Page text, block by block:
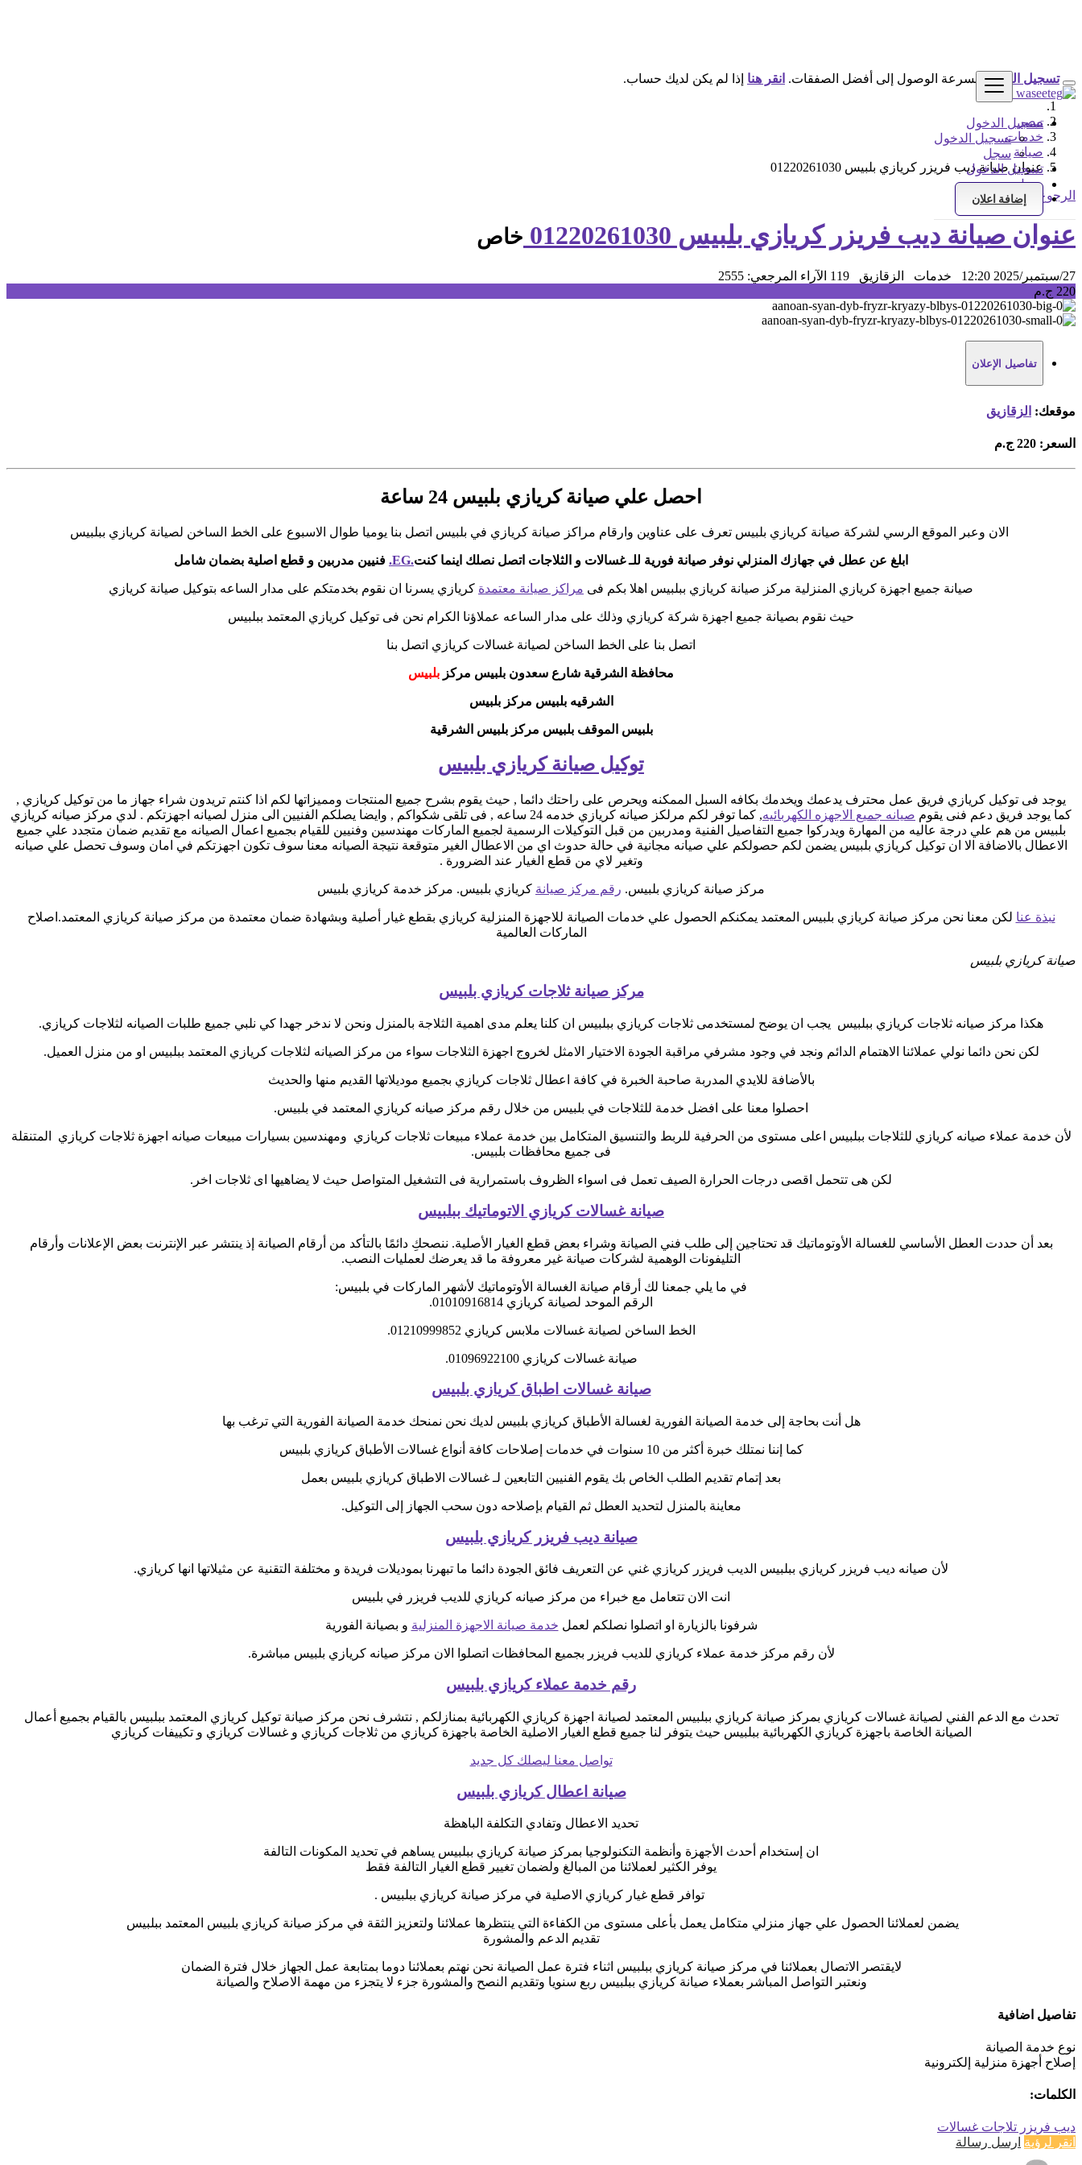
تسجيل الدخول
تسجيل الدخول
سجل
تسجيل الدخول
سجل
إضافة اعلان
تسجيل الدخول لسرعة الوصول إلى أفضل الصفقات. انقر هنا إذا لم يكن لديك حساب.
مصر
خدمات
صيانة
عنوان صيانة ديب فريزر كريازي بلبيس 01220261030
الرجوع إلى النتائج
عنوان صيانة ديب فريزر كريازي بلبيس 01220261030 خاص
27/سبتمبر/2025 12:20 خدمات الزقازيق 119 الآراء
المرجعي: 2555
220 ج.م
تفاصيل الإعلان
موقعك: الزقازيق
السعر: 220 ج.م
احصل علي صيانة كريازي بلبيس 24 ساعة
الان وعبر الموقع الرسي لشركة صيانة كريازي بلبيس تعرف على عناوين وارقام مراكز صيانة كريازي في بلبيس اتصل بنا يوميا طوال الاسبوع على الخط الساخن لصيانة كريازي ببلبيس
ابلغ عن عطل في جهازك المنزلي نوفر صيانة فورية للـ غسالات و الثلاجات اتصل نصلك اينما كنت.EG. فنيين مدربين و قطع اصلية بضمان شامل
صيانة جميع اجهزة كريازي المنزلية مركز صيانة كريازي ببلبيس اهلا بكم فى مراكز صيانة معتمدة كريازي يسرنا ان نقوم بخدمتكم على مدار الساعه بتوكيل صيانة كريازي
حيث نقوم بصيانة جميع اجهزة شركة كريازي وذلك على مدار الساعه عملاؤنا الكرام نحن فى توكيل كريازي المعتمد ببلبيس
اتصل بنا على الخط الساخن لصيانة غسالات كريازي اتصل بنا
محافظة الشرقية شارع سعدون بلبيس مركز بلبيس
الشرقيه بلبيس مركز بلبيس
بلبيس الموقف بلبيس مركز بلبيس الشرقية
توكيل صيانة كريازي بلبيس
يوجد فى توكيل كريازي فريق عمل محترف يدعمك ويخدمك بكافه السبل الممكنه ويحرص على راحتك دائما , حيث يقوم بشرح جميع المنتجات ومميزاتها لكم اذا كنتم تريدون شراء جهاز ما من توكيل كريازي ,
كما يوجد فريق دعم فنى يقوم صيانه جميع الاجهزه الكهربائيه
, كما توفر لكم مرلكز صيانه كريازي خدمه 24 ساعه , فى تلقى شكواكم , وايضا يصلكم الفنيين الى منزل لصيانه اجهزتكم . لدي مركز صيانه كريازي
بلبيس من هم علي درجة عاليه من المهارة ويدركوا جميع التفاصيل الفنية ومدربين من قبل التوكيلات الرسمية لجميع الماركات مهندسين وفنيين للقيام بجميع اعمال الصيانه مع تقديم ضمان متجدد علي جميع
الاعطال بالاضافة الا ان توكيل كريازي بلبيس يضمن لكم حصولكم علي صيانه مجانية في حالة حدوث اي من الاعطال الغير متوقعة نتيجة الصيانه معنا سوف تكون اجهزتكم في امان وسوف تحصل علي صيانه
وتغير لاي من قطع الغيار عند الضرورة .
مركز صيانة كريازي بلبيس. رقم مركز صيانة كريازي بلبيس. مركز خدمة كريازي بلبيس
نبذة عنا لكن معنا نحن مركز صيانة كريازي بلبيس المعتمد يمكنكم الحصول علي خدمات الصيانة للاجهزة المنزلية كريازي بقطع غيار أصلية وبشهادة ضمان معتمدة من مركز صيانة كريازي المعتمد.اصلاح
الماركات العالمية
صيانة كريازي بلبيس
مركز صيانة ثلاجات كريازي بلبيس
هكذا مركز صيانه ثلاجات كريازي ببلبيس يجب ان يوضح لمستخدمى ثلاجات كريازي ببلبيس ان كلنا يعلم مدى اهمية الثلاجة بالمنزل ونحن لا ندخر جهدا كي نلبي جميع طلبات الصيانه لثلاجات كريازي.
لكن نحن دائما نولي عملائنا الاهتمام الدائم ونجد في وجود مشرفي مراقبة الجودة الاختيار الامثل لخروج اجهزة الثلاجات سواء من مركز الصيانه لثلاجات كريازي المعتمد ببلبيس او من منزل العميل.
بالأضافة للايدي المدربة صاحبة الخبرة في كافة اعطال ثلاجات كريازي بجميع موديلاتها القديم منها والحديث
احصلوا معنا على افضل خدمة للثلاجات في بلبيس من خلال رقم مركز صيانه كريازي المعتمد في بلبيس.
لأن خدمة عملاء صيانه كريازي للثلاجات ببلبيس اعلى مستوى من الحرفية للربط والتنسيق المتكامل بين خدمة عملاء مبيعات ثلاجات كريازي ومهندسين بسيارات مبيعات صيانه اجهزة ثلاجات كريازي المتنقلة
فى جميع محافظات بلبيس.
لكن هى تتحمل اقصى درجات الحرارة الصيف تعمل فى اسواء الظروف باستمرارية فى التشغيل المتواصل حيث لا يضاهيها اى ثلاجات اخر.
صيانة غسالات كريازي الاتوماتيك ببلبيس
بعد أن حددت العطل الأساسي للغسالة الأوتوماتيك قد تحتاجين إلى طلب فني الصيانة وشراء بعض قطع الغيار الأصلية. ننصحكِ دائمًا بالتأكد من أرقام الصيانة إذ ينتشر عبر الإنترنت بعض الإعلانات وأرقام
التليفونات الوهمية لشركات صيانة غير معروفة ما قد يعرضك لعمليات النصب.
في ما يلي جمعنا لك أرقام صيانة الغسالة الأوتوماتيك لأشهر الماركات في بلبيس:
الرقم الموحد لصيانة كريازي 01010916814.
الخط الساخن لصيانة غسالات ملابس كريازي 01210999852.
صيانة غسالات كريازي 01096922100.
صيانة غسالات اطباق كريازي بلبيس
هل أنت بحاجة إلى خدمة الصيانة الفورية لغسالة الأطباق كريازي بلبيس لديك نحن نمنحك خدمة الصيانة الفورية التي ترغب بها
كما إننا نمتلك خبرة أكثر من 10 سنوات في خدمات إصلاحات كافة أنواع غسالات الأطباق كريازي بلبيس
بعد إتمام تقديم الطلب الخاص بك يقوم الفنيين التابعين لـ غسالات الاطباق كريازي بلبيس بعمل
معاينة بالمنزل لتحديد العطل ثم القيام بإصلاحه دون سحب الجهاز إلى التوكيل.
صيانة ديب فريزر كريازي بلبيس
لأن صيانه ديب فريزر كريازي ببلبيس الديب فريزر كريازي غني عن التعريف فائق الجودة دائما ما تبهرنا بموديلات فريدة و مختلفة التقنية عن مثيلاتها انها كريازي.
انت الان تتعامل مع خبراء من مركز صيانه كريازي للديب فريزر في بلبيس
شرفونا بالزيارة او اتصلوا نصلكم لعمل خدمة صيانة الاجهزة المنزلية و بصيانة الفورية
لأن رقم مركز خدمة عملاء كريازي للديب فريزر بجميع المحافظات اتصلوا الان مركز صيانه كريازي بلبيس مباشرة.
رقم خدمة عملاء كريازي بلبيس
تحدث مع الدعم الفني لصيانة غسالات كريازي بمركز صيانة كريازي ببلبيس المعتمد لصيانة اجهزة كريازي الكهربائية بمنازلكم , نتشرف نحن مركز صيانة توكيل كريازي المعتمد ببلبيس بالقيام بجميع أعمال
الصيانة الخاصة باجهزة كريازي الكهربائية ببلبيس حيث يتوفر لنا جميع قطع الغيار الاصلية الخاصة باجهزة كريازي من ثلاجات كريازي و غسالات كريازي و تكييفات كريازي
تواصل معنا ليصلك كل جديد
صيانة اعطال كريازي بلبيس
تحديد الاعطال وتفادي التكلفة الباهظة
ان إستخدام أحدث الأجهزة وأنظمة التكنولوجيا بمركز صيانة كريازي ببلبيس يساهم في تحديد المكونات التالفة
يوفر الكثير لعملائنا من المبالغ ولضمان تغيير قطع الغيار التالفة فقط
توافر قطع غيار كريازي الاصلية في مركز صيانة كريازي ببلبيس .
يضمن لعملائنا الحصول علي جهاز منزلي متكامل يعمل بأعلى مستوى من الكفاءة التي ينتظرها عملائنا ولتعزيز الثقة في مركز صيانة كريازي بلبيس المعتمد ببلبيس
تقديم الدعم والمشورة
لايقتصر الاتصال بعملائنا في مركز صيانة كريازي ببلبيس اثناء فترة عمل الصيانة نحن نهتم بعملائنا دوما بمتابعة عمل الجهاز خلال فترة الضمان
ونعتبر التواصل المباشر بعملاء صيانة كريازي ببلبيس ربع سنويا وتقديم النصح والمشورة جزء لا يتجزء من مهمة الاصلاح والصيانة
تفاصيل اضافية
نوع خدمة الصيانة
إصلاح أجهزة منزلية إلكترونية
الكلمات:
ديب فريزر تلاجات غسالات
انقر لرؤية ارسل رسالة